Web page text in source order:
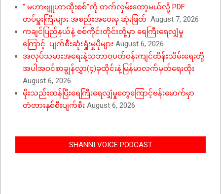
“ မဟာဗျူဟာထိုးစစ်”ကို တက်လှမ်းတော့မယ်လို့ PDF
တပ်မှူးကြီးများ အစည်းအဝေးမှ ဆုံးဖြတ် August 7, 2026
ကချင်ပြည်နယ်နဲ့ စစ်ကိုင်းတိုင်းတို့မှာ ရေကြီးရေလျှံမှု
ကြောင့် ပျက်စီးဆုံးရှုံးမှုပိုများ August 6, 2026
အလုပ်သမားအရေးနဲ့သဘာဝပတ်ဝန်းကျင်ထိန်းသိမ်းရေးတို့
အပါအဝင်စာချွန်လွှာ(၄)ခုထိုင်းနဲ့မြန်မာလက်မှတ်ရေးထိုး
August 6, 2026
မိုးသည်းထန်ပြီးရေကြီးရေလျှံမှုတွေကြောင့်ဗန်းမောက်မှာ
တံတားနှစ်စီးပျက်စီး August 6, 2026
SHANNI VOICE PODCAST